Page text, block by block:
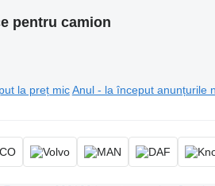
pentru camion
la preț mic Anul - la început anunțurile